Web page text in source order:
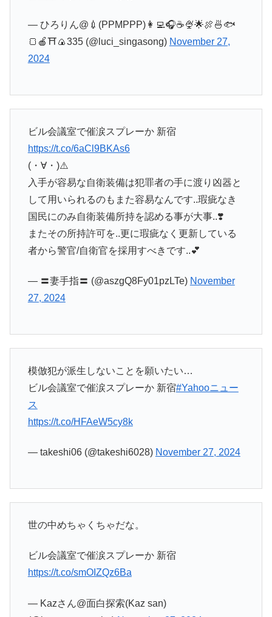
— ひろりん@💉(PPMPPP)👩‍💻🎧☕️🍨🌟🍖🍜🐟
🍞🍎⛩🍙335 (@luci_singasong) November 27,
2024
ビル会議室で催涙スプレーか 新宿
https://t.co/6aCl9BKAs6
(・∀・)⚠️
入手が容易な自衛装備は犯罪者の手に渡り凶器と
して用いられるのもまた容易なんです..瑕疵なき
国民にのみ自衛装備所持を認める事が大事..❣️
またその所持許可を..更に瑕疵なく更新している
者から警官/自衛官を採用すべきです..💕
— 〓妻手指〓 (@aszgQ8Fy01pzLTe) November
27, 2024
模倣犯が派生しないことを願いたい…
ビル会議室で催涙スプレーか 新宿#Yahooニュー
ス
https://t.co/HFAeW5cy8k
— takeshi06 (@takeshi6028) November 27, 2024
世の中めちゃくちゃだな。
ビル会議室で催涙スプレーか 新宿
https://t.co/smOIZQz6Ba
— Kazさん@面白探索(Kaz san)